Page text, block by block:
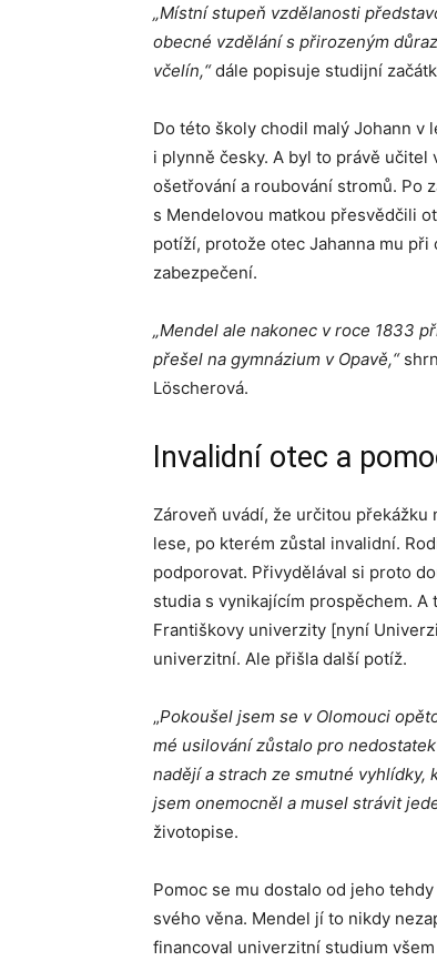
„Místní stupeň vzdělanosti
obecné vzdělání s přirozeným
včelín,“dále popisuje studijní
Do této školy chodil malý Johann v
i plynně česky. A byl to právě
ošetřování a roubování stromů. Po
s Mendelovou matkou přesvědčili
potíží, protože otec Jahanna mu
zabezpečení.
„Mendel ale nakonec v roce 1833
přešel na gymnázium v Opavě,“
Löscherová.
Invalidní otec a
Zároveň uvádí, že určitou
lese, po kterém zůstal invalidní.
podporovat. Přivydělával si proto
studia s vynikajícím prospěchem.
Františkovy univerzity [nyní
univerzitní. Ale přišla další potíž.
„Pokoušel jsem se v Olomouci
mé usilování zůstalo pro nedostatek
nadějí a strach ze smutné
jsem onemocněl a musel strávit
životopise.
Pomoc se mu dostalo od jeho
svého věna. Mendel jí to nikdy
financoval univerzitní studium